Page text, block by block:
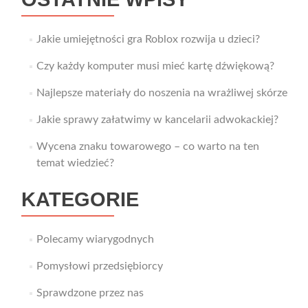
Jakie umiejętności gra Roblox rozwija u dzieci?
Czy każdy komputer musi mieć kartę dźwiękową?
Najlepsze materiały do noszenia na wrażliwej skórze
Jakie sprawy załatwimy w kancelarii adwokackiej?
Wycena znaku towarowego – co warto na ten
temat wiedzieć?
KATEGORIE
Polecamy wiarygodnych
Pomysłowi przedsiębiorcy
Sprawdzone przez nas